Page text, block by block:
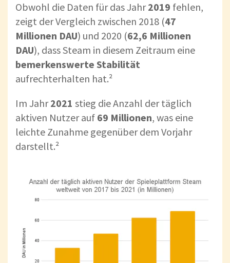
Obwohl die Daten für das Jahr2019 fehlen,
zeigt der Vergleich zwischen 2018 (47
Millionen DAU) und 2020 (62,6 Millionen
DAU), dass Steam in diesem Zeitraum eine
bemerkenswerte Stabilität
aufrechterhalten hat.²
Im Jahr2021 stieg die Anzahl der täglich
aktiven Nutzer auf 69 Millionen, was eine
leichte Zunahme gegenüber dem Vorjahr
darstellt.²